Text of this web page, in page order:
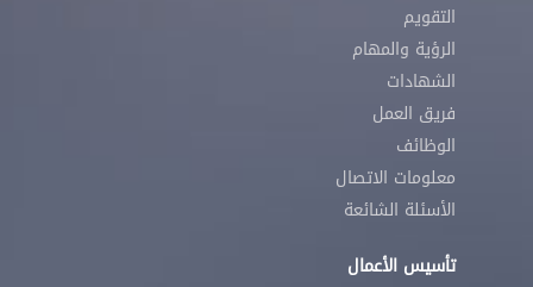
التقويم
الرؤية والمهام
الشهادات
فريق العمل
الوظائف
معلومات الاتصال
الأسئلة الشائعة
تأسيس الأعمال